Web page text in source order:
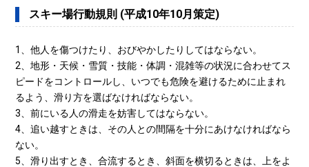
スキー場行動規則 (平成10年10月策定)
1、他人を傷つけたり、おびやかしたりしてはならない。
2、地形・天候・雪質・技能・体調・混雑等の状況に合わせてス
ピードをコントロールし、いつでも危険を避けるために止まれ
るよう、滑り方を選ばなければならない。
3、前にいる人の滑走を妨害してはならない。
4、追い越すときは、その人との間隔を十分にあけなければなら
ない。
5、滑り出すとき、合流するとき、斜面を横切るときは、上をよ